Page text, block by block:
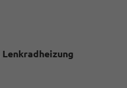
Lenkradheizung